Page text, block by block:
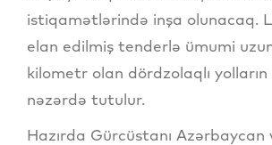
istiqamətlərində inşa olunacaq.
elan edilmiş tenderlə ümumi
kilometr olan dördzolaqlı
nəzərdə tutulur.
Hazırda Gürcüstanı Azərbaycan